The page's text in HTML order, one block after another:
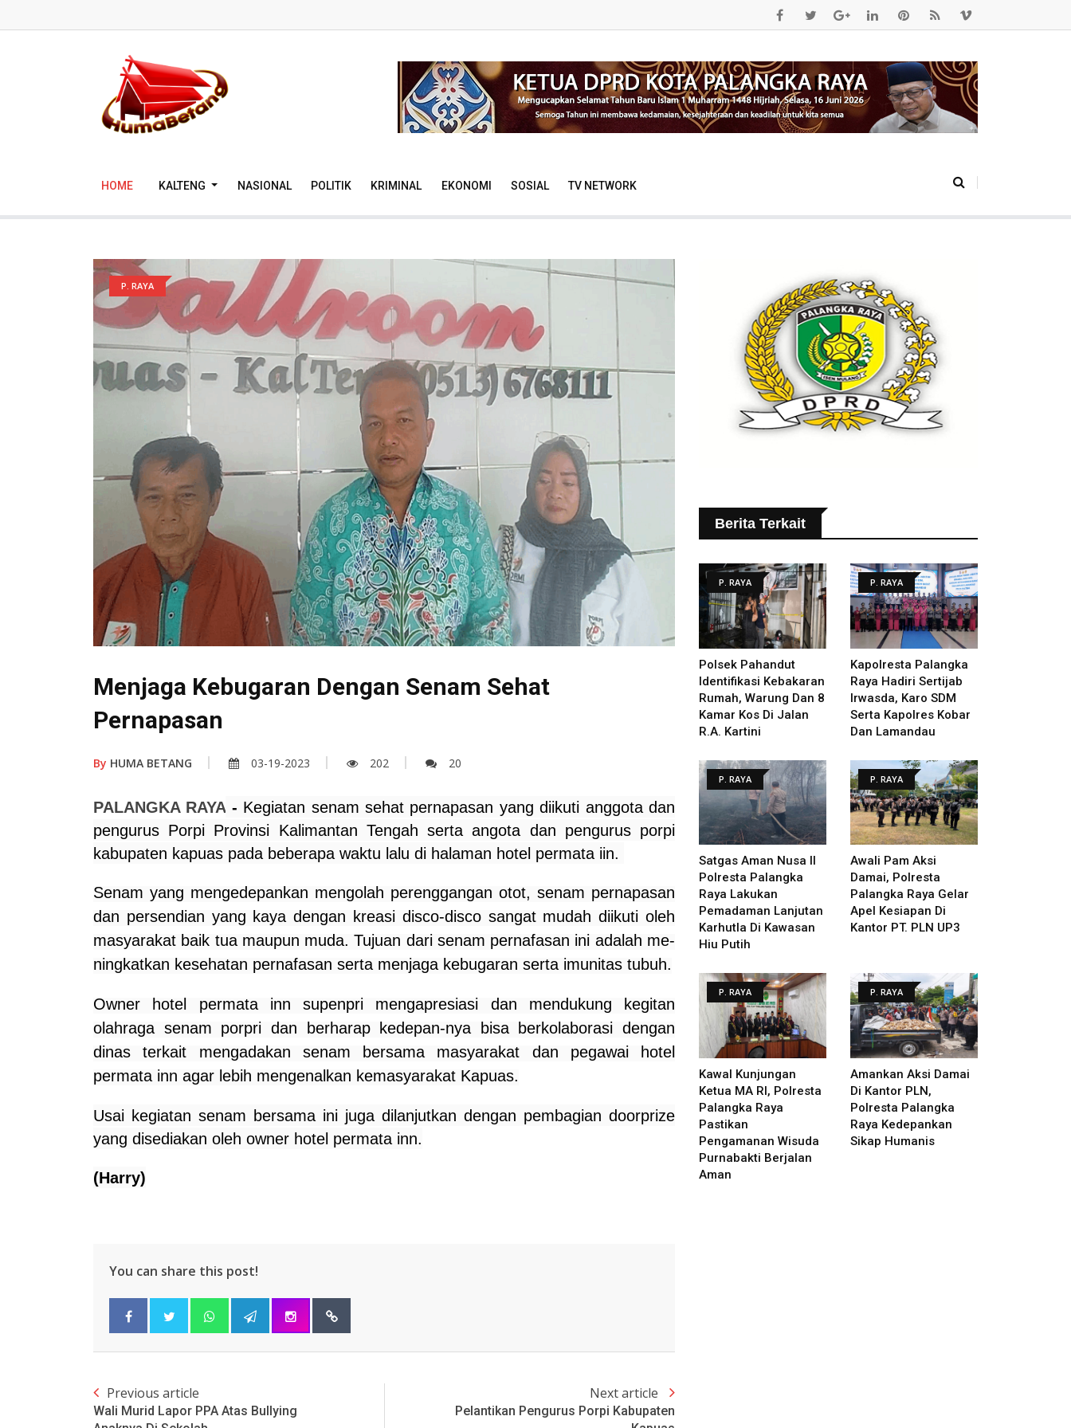
HOME KALTENG NASIONAL POLITIK KRIMINAL EKONOMI SOSIAL TV NETWORK
P. RAYA
Menjaga Kebugaran Dengan Senam Sehat
Pernapasan
By HUMA BETANG 03-19-2023 202 20
PALANGKA RAYA - Kegiatan senam sehat pernapasan yang diikuti anggota dan
pengurus Porpi Provinsi Kalimantan Tengah serta angota dan pengurus porpi
kabupaten kapuas pada beberapa waktu lalu di halaman hotel permata iin.
Senam yang mengedepankan mengolah perenggangan otot, senam pernapasan
dan persendian yang kaya dengan kreasi disco-disco sangat mudah diikuti oleh
masyarakat baik tua maupun muda. Tujuan dari senam pernafasan ini adalah me-
ningkatkan kesehatan pernafasan serta menjaga kebugaran serta imunitas tubuh.
Owner hotel permata inn supenpri mengapresiasi dan mendukung kegitan
olahraga senam porpri dan berharap kedepan-nya bisa berkolaborasi dengan
dinas terkait mengadakan senam bersama masyarakat dan pegawai hotel
permata inn agar lebih mengenalkan kemasyarakat Kapuas.
Usai kegiatan senam bersama ini juga dilanjutkan dengan pembagian doorprize
yang disediakan oleh owner hotel permata inn.
(Harry)
You can share this post!
Previous article
Wali Murid Lapor PPA Atas Bullying
Next article
Pelantikan Pengurus Porpi Kabupaten
Berita Terkait
P. RAYA
Polsek Pahandut
Identifikasi Kebakaran
Rumah, Warung Dan 8
Kamar Kos Di Jalan
R.A. Kartini
P. RAYA
Kapolresta Palangka
Raya Hadiri Sertijab
Irwasda, Karo SDM
Serta Kapolres Kobar
Dan Lamandau
P. RAYA
Satgas Aman Nusa II
Polresta Palangka
Raya Lakukan
Pemadaman Lanjutan
Karhutla Di Kawasan
Hiu Putih
P. RAYA
Awali Pam Aksi
Damai, Polresta
Palangka Raya Gelar
Apel Kesiapan Di
Kantor PT. PLN UP3
P. RAYA
Kawal Kunjungan
Ketua MA RI, Polresta
Palangka Raya
Pastikan
Pengamanan Wisuda
Purnabakti Berjalan
Aman
P. RAYA
Amankan Aksi Damai
Di Kantor PLN,
Polresta Palangka
Raya Kedepankan
Sikap Humanis